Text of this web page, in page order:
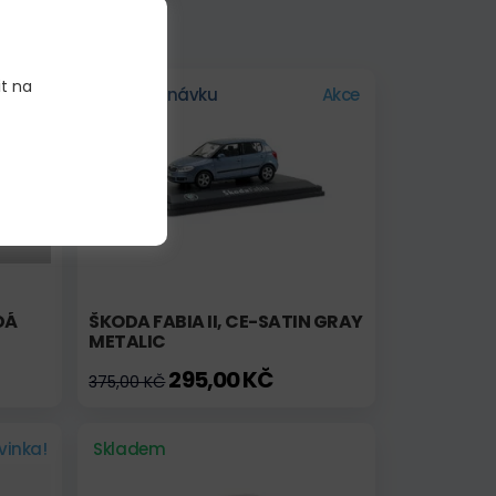
Na objednávku Akce
ŠKODA FABIA II, CE-SATIN GRAY
METALIC
375,00 KČ295,00 KČ
Skladem
na